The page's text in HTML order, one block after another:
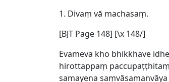
1. Divaṃ vā machasaṃ.
[BJT Page 148] [\x 148/]
Evameva kho bhikkhave
hirottappaṃ
samayena